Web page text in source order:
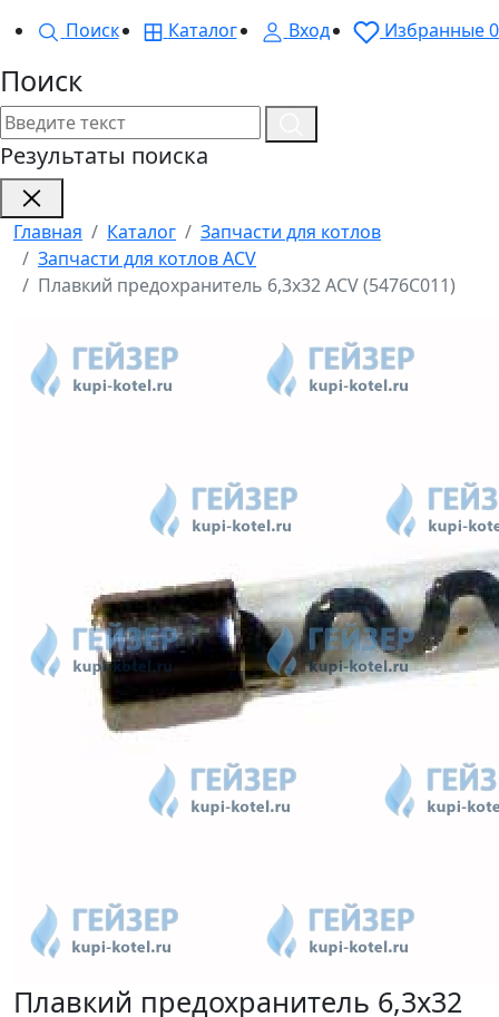
Поиск
Каталог Вход Избранные0
Поиск
Результаты поиска
Главная Каталог
Запчасти для котлов
Запчасти для котлов ACV
Плавкий предохранитель 6,3х32 ACV (5476C011)
Плавкий предохранитель 6,3х32